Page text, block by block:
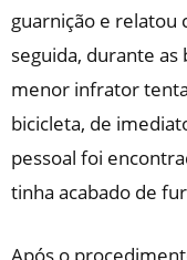
guarnição e relatou
seguida, durante as
menor infrator
bicicleta, de
pessoal foi
tinha acabado de